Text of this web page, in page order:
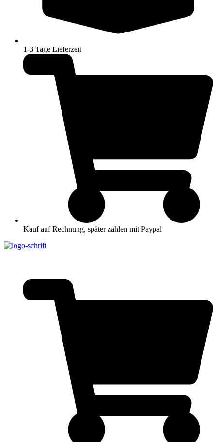
1-3 Tage Lieferzeit
Kauf auf Rechnung, später zahlen mit Paypal